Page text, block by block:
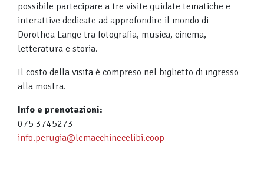
possibile partecipare a tre visite guidate tematiche e
interattive dedicate ad approfondire il mondo di
Dorothea Lange tra fotografia, musica, cinema,
letteratura e storia.
Il costo della visita è compreso nel biglietto di ingresso
alla mostra.
Info e prenotazioni:
075 3745273
info.perugia@lemacchinecelibi.coop